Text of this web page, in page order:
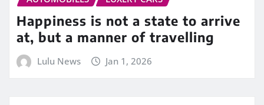
Happiness is not a state to arrive
at, but a manner of travelling
Lulu News Jan 1, 2026